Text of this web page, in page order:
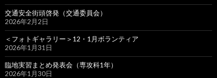
交通安全街頭啓発（交通委員会）
2026年2月2日
＜フォトギャラリー＞12・1月ボランティア
2026年1月31日
臨地実習まとめ発表会（専攻科1年）
2026年1月30日